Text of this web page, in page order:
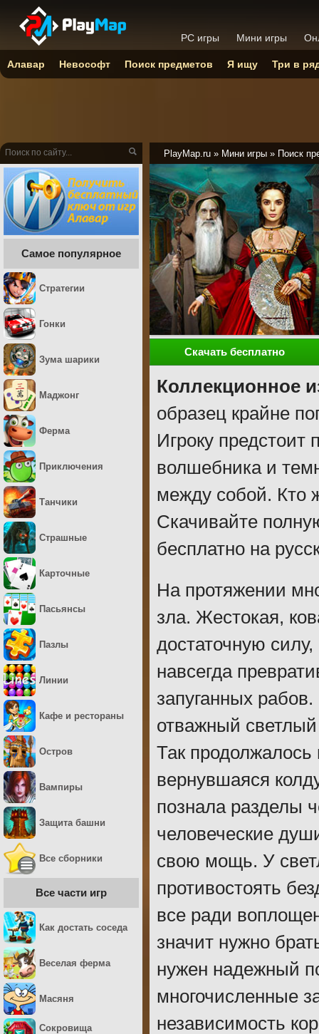
PlayMap.ru » Мини игры » Поиск
Скачать бесплатно
Коллекционное
образец крайне
Игроку предстоит
волшебника и
между собой. Кто
Скачивайте
бесплатно на
На протяжении
зла. Жестокая,
достаточную
навсегда
запуганных
отважный
Так продолжалось
вернувшаяся
познала разделы
человеческие
свою мощь. У
противостоять
все ради
значит нужно
нужен надежный
многочисленные
независимость
Самое популярное
Стратегии
Гонки
Зума шарики
Маджонг
Ферма
Приключения
Танчики
Страшные
Карточные
Пасьянсы
Пазлы
Линии
Кафе и рестораны
Остров
Вампиры
Защита башни
Все сборники
Все части игр
Как достать соседа
Веселая ферма
Масяня
Сокровища
PC игры Мини игры
Алавар Невософт Поиск предметов Я ищу Три в